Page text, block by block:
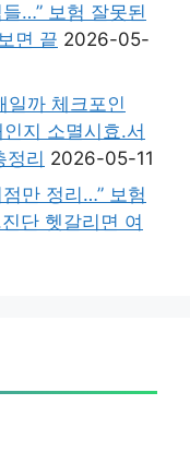
…” 보험 잘못된
면 끝 2026-05-
일까 체크포인
지 소멸시효.서
정리 2026-05-11
만 정리…” 보험
단 헷갈리면 여